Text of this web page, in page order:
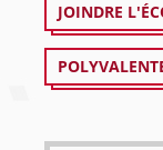
JOINDRE